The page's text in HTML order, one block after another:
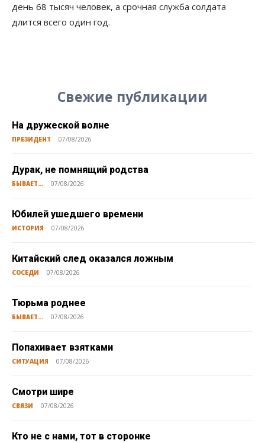
день 68 тысяч человек, а срочная служба солдата
длится всего один год.
Свежие публикации
На дружеской волне
ПРЕЗИДЕНТ 07/08/2026
Дурак, не помнящий родства
БЫВАЕТ... 07/08/2026
Юбилей ушедшего времени
ИСТОРИЯ 07/08/2026
Китайский след оказался ложным
СОСЕДИ 07/08/2026
Тюрьма роднее
БЫВАЕТ... 07/08/2026
Попахивает взятками
СИТУАЦИЯ 07/08/2026
Смотри шире
СВЯЗИ 07/08/2026
Кто не с нами, тот в сторонке